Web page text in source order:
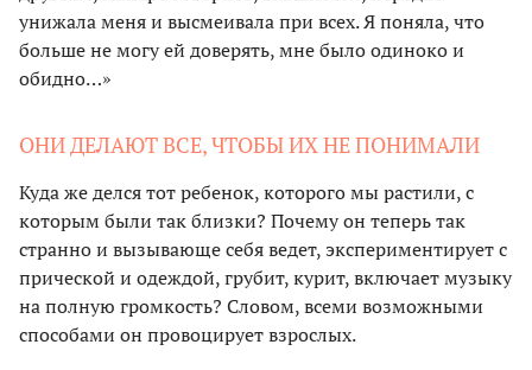
унижала меня и высмеивала при всех. Я поняла, что
больше не могу ей доверять, мне было одиноко и
обидно…»
ОНИ ДЕЛАЮТ ВСЕ, ЧТОБЫ ИХ НЕ ПОНИМАЛИ
Куда же делся тот ребенок, которого мы растили, с
которым были так близки? Почему он теперь так
странно и вызывающе себя ведет, экспериментирует с
прической и одеждой, грубит, курит, включает музыку
на полную громкость? Словом, всеми возможными
способами он провоцирует взрослых.